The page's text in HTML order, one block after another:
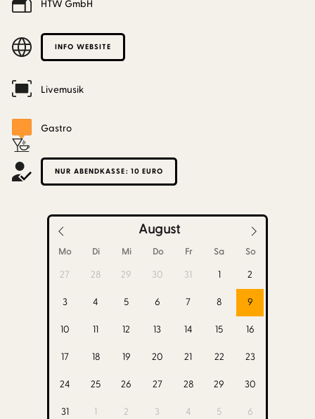
HTW GmbH
INFO WEBSITE
Livemusik
Gastro
NUR ABENDKASSE: 10 EURO
August
Mo Di Mi Do Fr Sa So
27 28 29 30 31 1 2
3 4 5 6 7 8 9
10 11 12 13 14 15 16
17 18 19 20 21 22 23
24 25 26 27 28 29 30
31 1 2 3 4 5 6